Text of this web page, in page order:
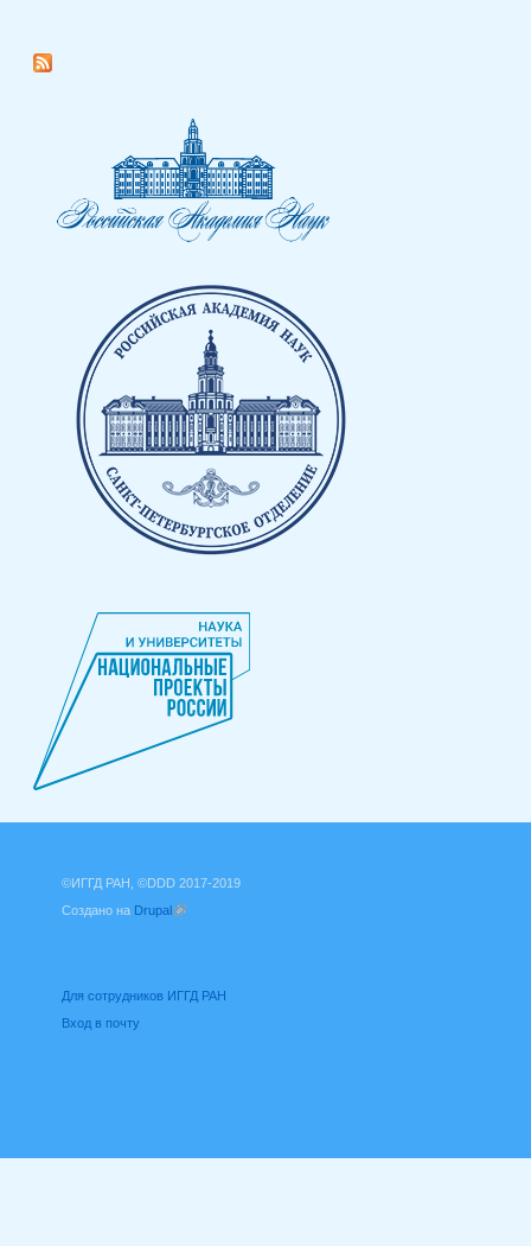
©ИГГД РАН, ©DDD 2017-2019
Создано на Drupal
Для сотрудников ИГГД РАН
Вход в почту